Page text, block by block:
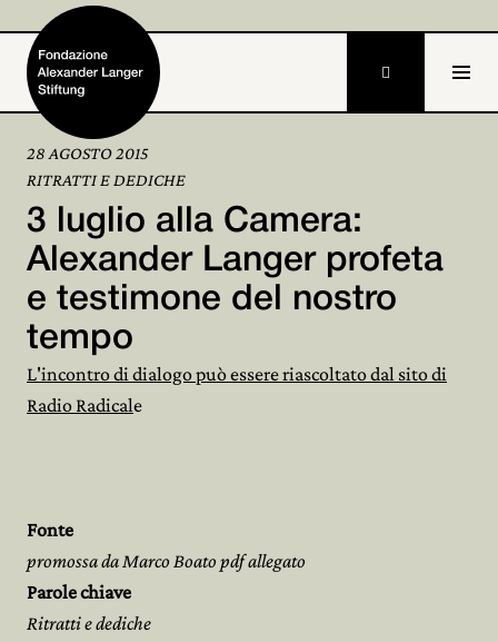
Home
Fondazione
Attività e progetti
Alexander Langer
Archivio

28 AGOSTO 2015
RITRATTI E DEDICHE
3 luglio alla Camera:
Alexander Langer profeta
e testimone del nostro
tempo
L'incontro di dialogo può essere riascoltato dal sito di
Radio Radicale
Fonte
promossa da Marco Boato pdf allegato
Parole chiave
Ritratti e dediche